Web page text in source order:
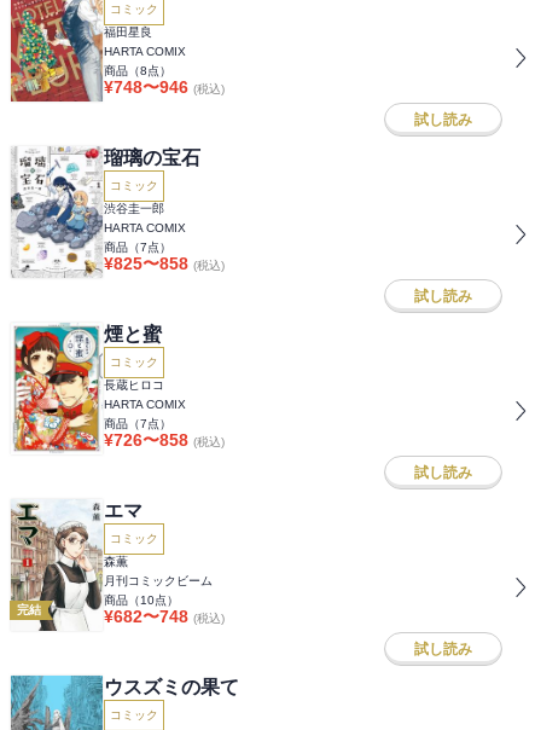
コミック
福田星良
HARTA COMIX
商品（8点）
¥748〜946 (税込)
試し読み
瑠璃の宝石
コミック
渋谷圭一郎
HARTA COMIX
商品（7点）
¥825〜858 (税込)
試し読み
煙と蜜
コミック
長蔵ヒロコ
HARTA COMIX
商品（7点）
¥726〜858 (税込)
試し読み
完結
エマ
コミック
森薫
月刊コミックビーム
商品（10点）
¥682〜748 (税込)
試し読み
ウスズミの果て
コミック